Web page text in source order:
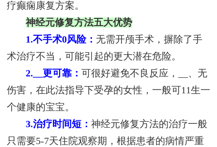
疗癫痫康复方案。
神经元修复方法五大优势
1.不手术0风险： 无需开颅手术，摒除了手
术治疗不当，可能引起的更大潜在危险。
2.__更可靠： 可很好避免不良反应，__、无
伤害，在此法指导下受孕的女性，一般可11生一
个健康的宝宝。
3.治疗时间短：神经元修复方法的治疗一般
只需要5-7天住院观察期，根据患者的病情严重